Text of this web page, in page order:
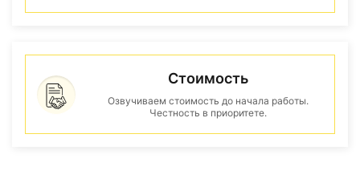
Стоимость
Озвучиваем стоимость до начала работы.
Честность в приоритете.